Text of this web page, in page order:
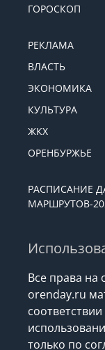
ГОРОСКОП
РЕКЛАМА
ВЛАСТЬ
ЭКОНОМИКА
КУЛЬТУРА
ЖКХ
ОРЕНБУРЖЬЕ
РАСПИСАНИЕ
МАРШРУТОВ-
Все права на
orenday.ru
только по